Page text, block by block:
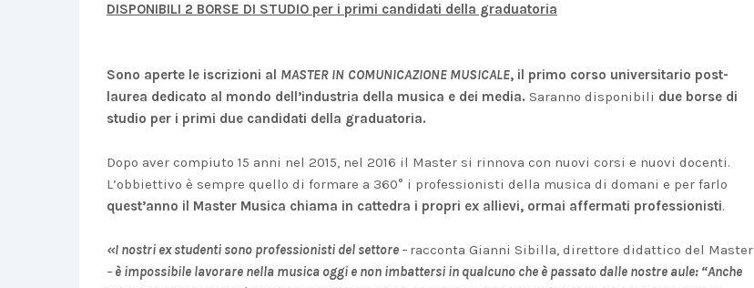
DISPONIBILI 2 BORSE DI STUDIO per i primi candidati della graduatoria
Sono aperte le iscrizioni al MASTER IN COMUNICAZIONE MUSICALE, il primo corso universitario post-
laurea dedicato al mondo dell’industria della musica e dei media. Saranno disponibili due borse di
studio per i primi due candidati della graduatoria.
Dopo aver compiuto 15 anni nel 2015, nel 2016 il Master si rinnova con nuovi corsi e nuovi docenti.
L’obbiettivo è sempre quello di formare a 360° i professionisti della musica di domani e per farlo
quest’anno il Master Musica chiama in cattedra i propri ex allievi, ormai affermati professionisti.
«I nostri ex studenti sono professionisti del settore – racconta Gianni Sibilla, direttore didattico del Master
– è impossibile lavorare nella musica oggi e non imbattersi in qualcuno che è passato dalle nostre aule: “Anche